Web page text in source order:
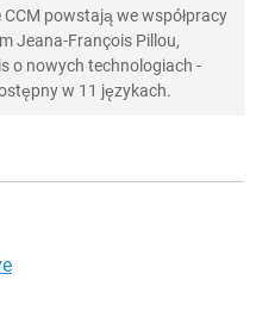
powstają we współpracy
Jeana-François Pillou,
o nowych technologiach -
w 11 językach.